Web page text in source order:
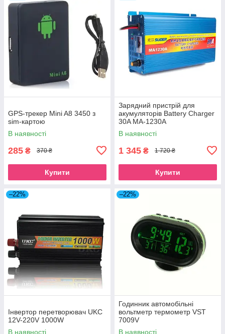
GPS-трекер Mini A8 3450 з
sim-картою
В наявності
285 ₴ 370 ₴
Купити
Зарядний пристрій для
акумуляторів Battery Charger
30A MA-1230A
В наявності
1 345 ₴ 1 720 ₴
Купити
–22%
Інвертор перетворювач UKC
12V-220V 1000W
В наявності
–22%
Годинник автомобільні
вольтметр термометр VST
7009V
В наявності